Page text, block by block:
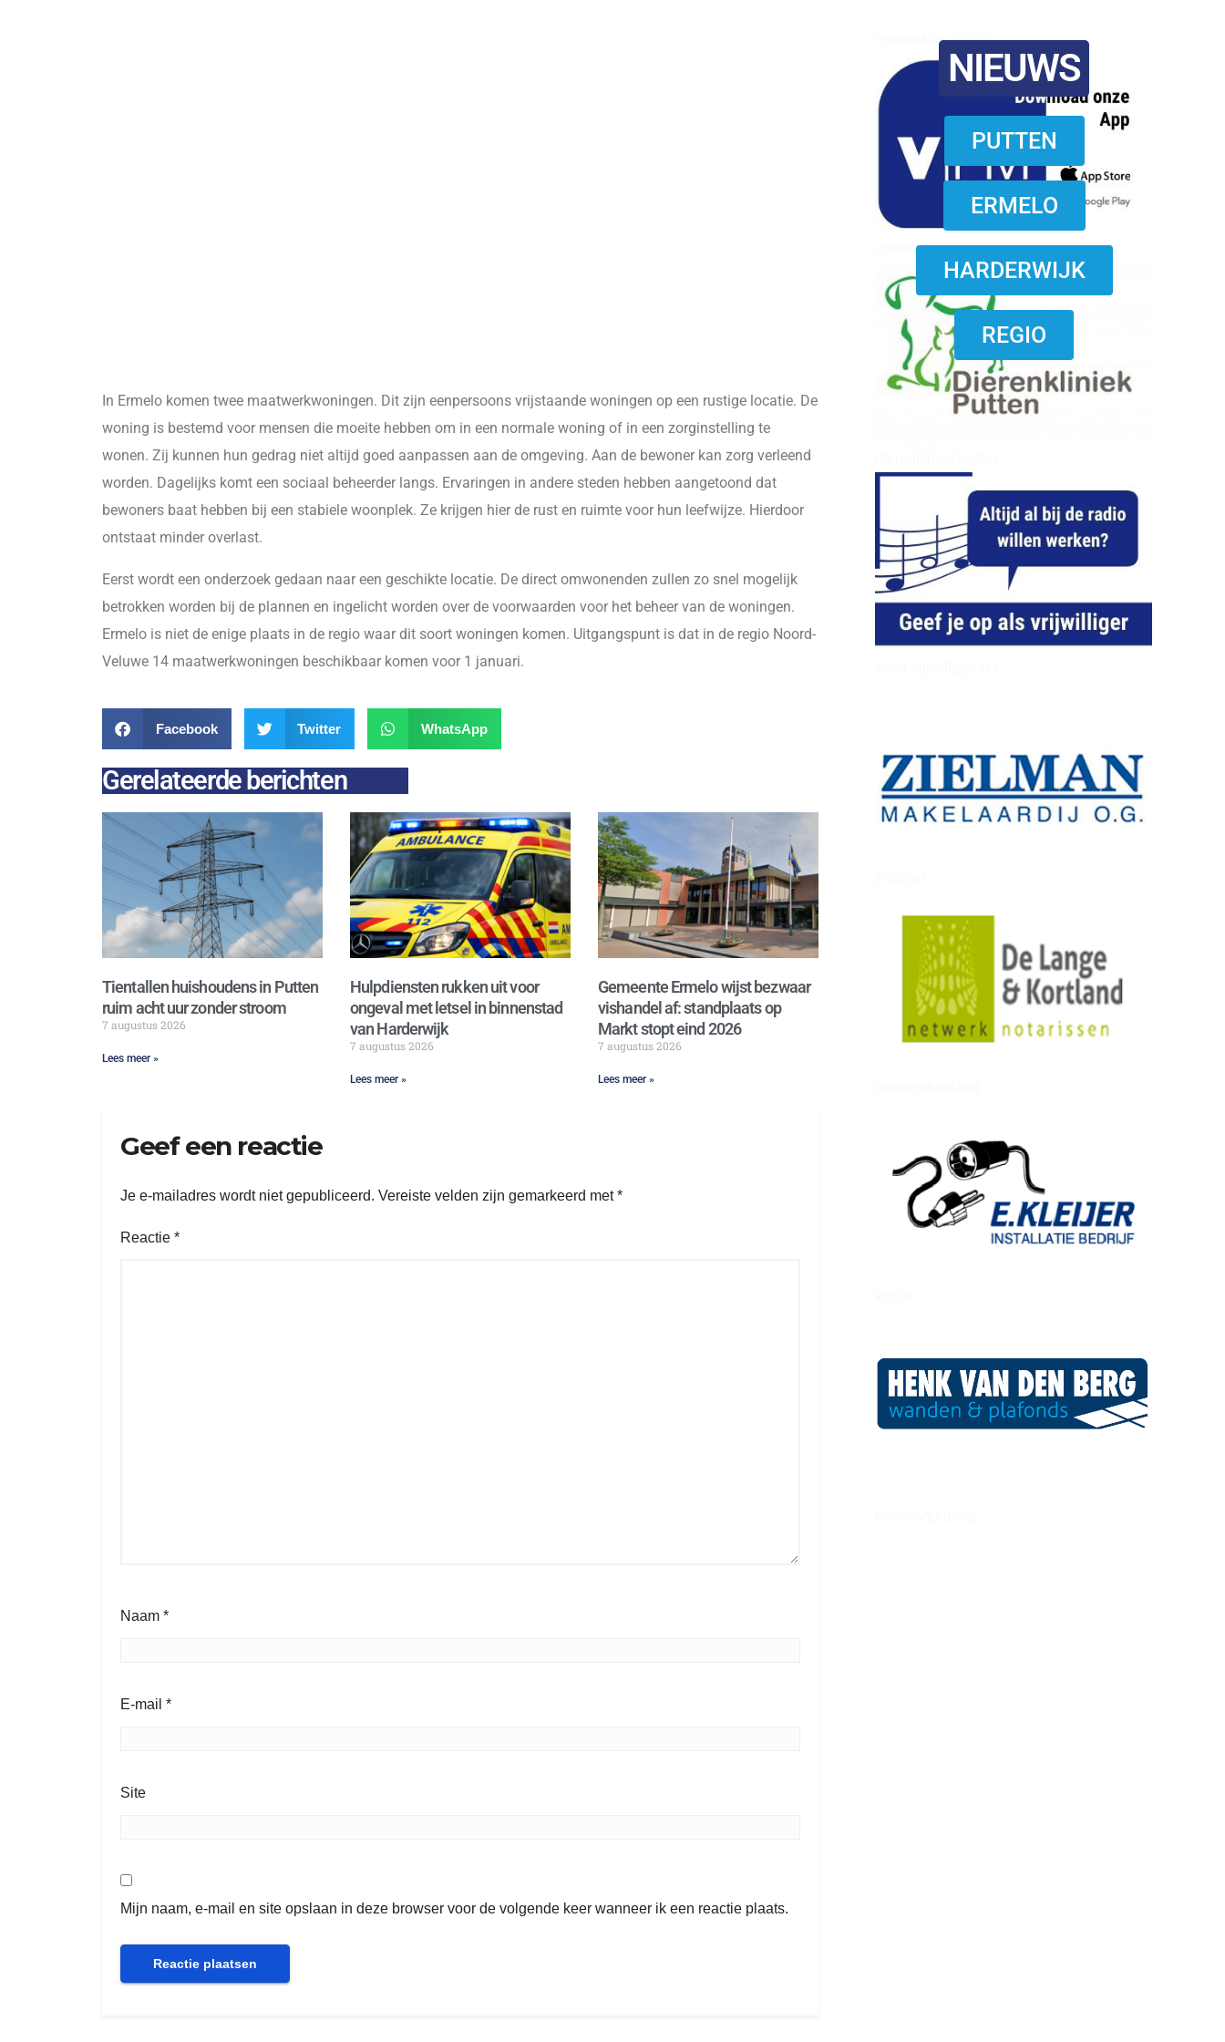
reanimatie ermelo
download onzze App
NIEUWS
PUTTEN
ERMELO
HARDERWIJK
REGIO
In Ermelo komen twee maatwerkwoningen. Dit zijn eenpersoons vrijstaande woningen op een rustige locatie. De
woning is bestemd voor mensen die moeite hebben om in een normale woning of in een zorginstelling te
wonen. Zij kunnen hun gedrag niet altijd goed aanpassen aan de omgeving. Aan de bewoner kan zorg verleend
worden. Dagelijks komt een sociaal beheerder langs. Ervaringen in andere steden hebben aangetoond dat
bewoners baat hebben bij een stabiele woonplek. Ze krijgen hier de rust en ruimte voor hun leefwijze. Hierdoor
ontstaat minder overlast.
Eerst wordt een onderzoek gedaan naar een geschikte locatie. De direct omwonenden zullen zo snel mogelijk
betrokken worden bij de plannen en ingelicht worden over de voorwaarden voor het beheer van de woningen.
Ermelo is niet de enige plaats in de regio waar dit soort woningen komen. Uitgangspunt is dat in de regio Noord-
Veluwe 14 maatwerkwoningen beschikbaar komen voor 1 januari.
Facebook Twitter WhatsApp
Gerelateerde berichten
Tientallen huishoudens in Putten
ruim acht uur zonder stroom
7 augustus 2026
Lees meer »
Hulpdiensten rukken uit voor
ongeval met letsel in binnenstad
van Harderwijk
7 augustus 2026
Lees meer »
Gemeente Ermelo wijst bezwaar
vishandel af: standplaats op
Markt stopt eind 2026
7 augustus 2026
Lees meer »
Geef een reactie
Je e-mailadres wordt niet gepubliceerd. Vereiste velden zijn gemarkeerd met*
Reactie *
Naam *
E-mail *
Site
Mijn naam, e-mail en site opslaan in deze browser voor de volgende keer wanneer ik een reactie plaats.